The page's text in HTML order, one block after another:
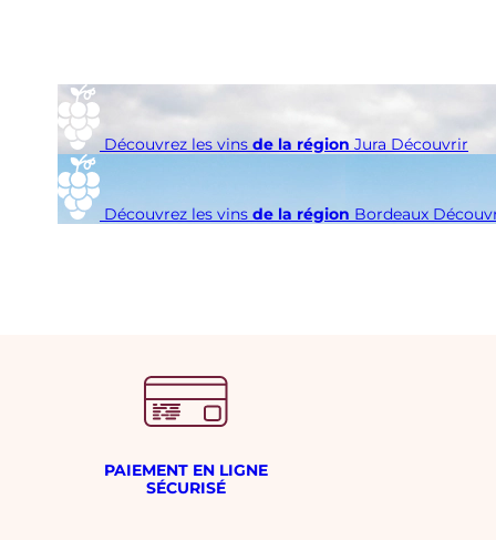
Découvrez les vins de la région Jura Découvrir
Découvrez les vins de la région Bordeaux
PAIEMENT EN LIGNE
SÉCURISÉ